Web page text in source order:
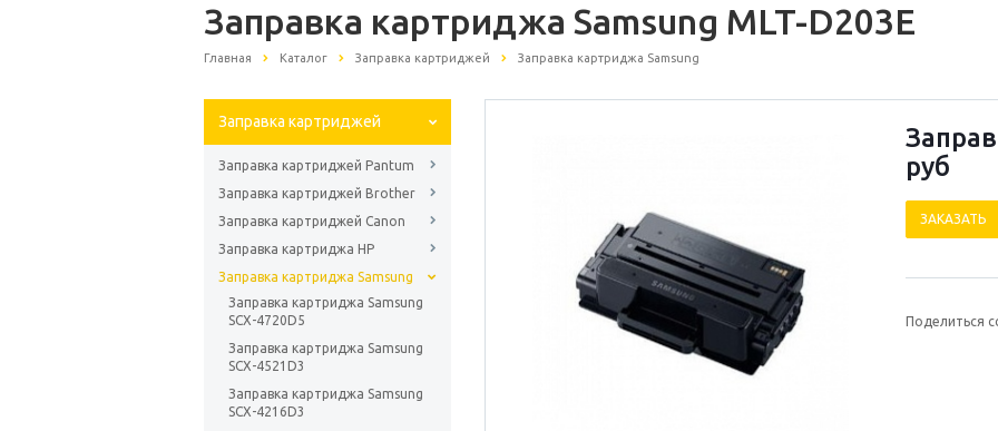
Заправка картриджа Samsung MLT-D203E
Главная Каталог Заправка картриджей Заправка картриджа Samsung
Заправка картриджей
Заправка картриджей Pantum
Заправка картриджей Brother
Заправка картриджей Canon
Заправка картриджа HP
Заправка картриджа Samsung
Заправка картриджа Samsung
SCX-4720D5
Заправка картриджа Samsung
SCX-4521D3
Заправка картриджа Samsung
SCX-4216D3
руб
ЗАКАЗАТЬ
Поделиться